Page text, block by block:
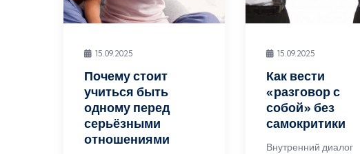
15.09.2025
Почему стоит
учиться быть
одному перед
серьёзными
отношениями
15.09.2025
Как вести
«разговор с
собой» без
самокритики
Внутренний диалог